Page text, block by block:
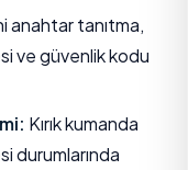
anahtar tanıtma,
ve güvenlik kodu
Kırık kumanda
durumlarında